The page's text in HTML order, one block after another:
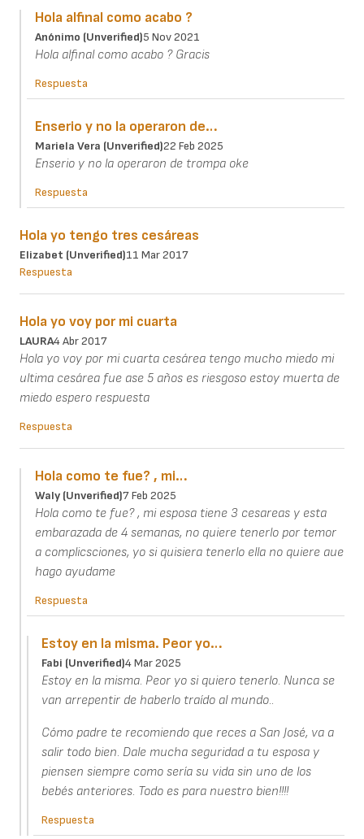
Hola alfinal como acabo ?
Anónimo (unverified)5 Nov 2021
Hola alfinal como acabo ? Gracis
Respuesta
Enserio y no la operaron de…
Mariela Vera (unverified)22 Feb 2025
Enserio y no la operaron de trompa oke
Respuesta
Hola yo tengo tres cesáreas
Elizabet (unverified)11 Mar 2017
Respuesta
Hola yo voy por mi cuarta
LAURA4 Abr 2017
Hola yo voy por mi cuarta cesárea tengo mucho miedo mi
ultima cesárea fue ase 5 años es riesgoso estoy muerta de
miedo espero respuesta
Respuesta
Hola como te fue? , mi…
Waly (unverified)7 Feb 2025
Hola como te fue? , mi esposa tiene 3 cesareas y esta
embarazada de 4 semanas, no quiere tenerlo por temor
a complicsciones, yo si quisiera tenerlo ella no quiere aue
hago ayudame
Respuesta
Estoy en la misma. Peor yo…
Fabi (unverified)4 Mar 2025
Estoy en la misma. Peor yo si quiero tenerlo. Nunca se
van arrepentir de haberlo traído al mundo..
Cómo padre te recomiendo que reces a San José, va a
salir todo bien. Dale mucha seguridad a tu esposa y
piensen siempre como sería su vida sin uno de los
bebés anteriores. Todo es para nuestro bien!!!!
Respuesta